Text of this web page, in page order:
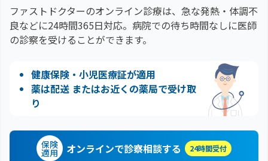
ファストドクターのオンライン診療は、急な発熱・体調不
良などに24時間365日対応。 病院での待ち時間なしに医師
の診察を受けることができます。
健康保険・小児医療証が適用
薬は配送 またはお近くの薬局で受け取
り
保険
適用 オンラインで診察相談する 24時間受付